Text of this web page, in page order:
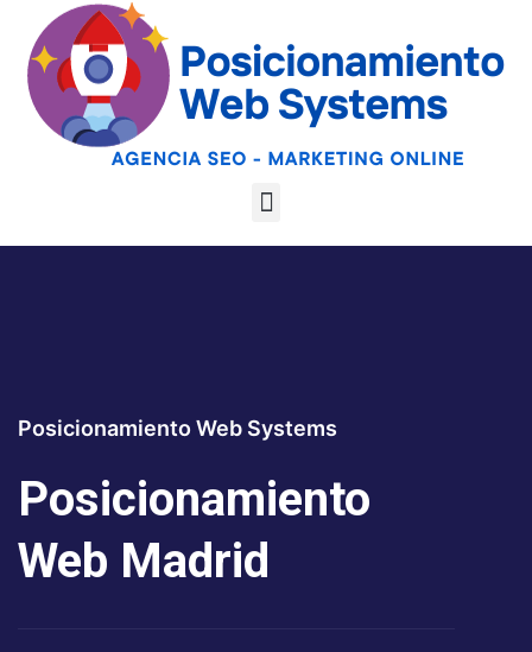
Posicionamiento Web Systems
Posicionamiento
Web Madrid
Optimiza tu web
para las AI
Google
Overviews y los
LLMs
Analiza tu web gratis